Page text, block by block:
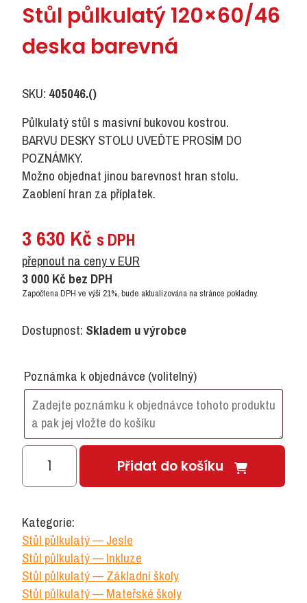
Stůl půlkulatý 120×60/46
deska barevná
SKU: 405046.()
Půlkulatý stůl s masivní bukovou kostrou.
BARVU DESKY STOLU UVEĎTE PROSÍM DO
POZNÁMKY.
Možno objednat jinou barevnost hran stolu.
Zaoblení hran za příplatek.
3 630 Kč s DPH
přepnout na ceny v EUR
3 000Kč bez DPH
Započtena DPH ve výši 21%, bude aktualizována na stránce pokladny.
Dostupnost: Skladem u výrobce
Poznámka k objednávce (volitelný)
Stůl
půlkulatý
deska
barevná
množství
Přidat do košíku
Kategorie:
Stůl půlkulatý — Jesle
Stůl půlkulatý — Inkluze
Stůl půlkulatý — Základní školy
Stůl půlkulatý — Mateřské školy